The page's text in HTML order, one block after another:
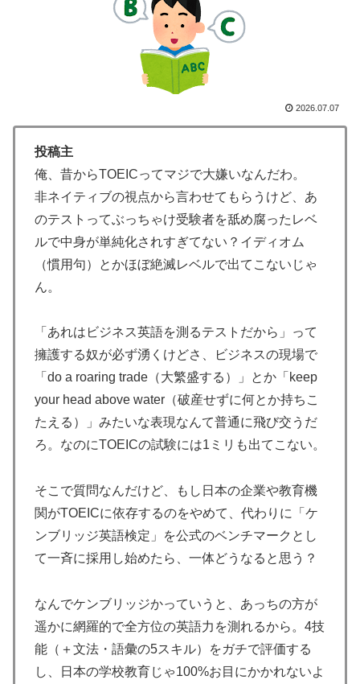
大地震が起きても手術をやり遂げる日本の医療チーム、
海外でも凄すぎると絶賛
【衝撃】韓国人「日本の名門女子校、漫画のままかよ」
インドネシアの西パプアでアメリカ人パイロット殺害を
ｗｗｗ」
▶
外国人「アジア杯で優勝するんだ」日本代表、W杯ポッ
ト1入りに現実味!?2030大会で出場枠「64」なら追い風
に！アメリカ人もポット1争いに熱視線！【海外の反
応】
【海外の反応】アルゼンチン協会、FIFA会長に断固たる
支持を表明「隠す気もないんだなｗ」
な → 「どうせアメリカは中国製AIを規制するんだろう
な」「自動車産業と同じ道を歩んでる気がする」
海外「日本人はなんて気高いんだ！」 英高級紙も驚愕
した極限の中の日本人の姿に世界が衝撃
▶ 【海外の反応】日本政府が、アメリカ政府によるネット
ミームとしての任天堂やポケモン使用に対して警告 →
出てくるぞ」
▶ 韓国人「我が国がクウェート戦で行った審判買収が本当
に深刻である理由がこちら…」→「これはダメなやつ…
（ﾌﾞﾙﾌﾞﾙ」＝韓国の反応
「大谷と山本だけしかまともな契約がない…」
▶ 【衝撃】韓国人「エボシ御前の声の人、若い頃がこれか
よ」
▶
韓国人「韓国サッカー協会の性接待報道、海外でも大騒
2026.07.07
投稿主
俺、昔からTOEICってマジで大嫌いなんだわ。
非ネイティブの視点から言わせてもらうけど、あ
のテストってぶっちゃけ受験者を舐め腐ったレベ
ルで中身が単純化されすぎてない？イディオム
（慣用句）とかほぼ絶滅レベルで出てこないじゃ
ん。
「あれはビジネス英語を測るテストだから」って
擁護する奴が必ず湧くけどさ、ビジネスの現場で
「do a roaring trade（大繁盛する）」とか「keep
your head above water（破産せずに何とか持ちこ
たえる）」みたいな表現なんて普通に飛び交うだ
ろ。なのにTOEICの試験には1ミリも出てこない。
そこで質問なんだけど、もし日本の企業や教育機
関がTOEICに依存するのをやめて、代わりに「ケ
ンブリッジ英語検定」を公式のベンチマークとし
て一斉に採用し始めたら、一体どうなると思う？
なんでケンブリッジかっていうと、あっちの方が
遥かに網羅的で全方位の英語力を測れるから。4技
能（＋文法・語彙の5スキル）をガチで評価する
し、日本の学校教育じゃ100%お目にかかれないよ